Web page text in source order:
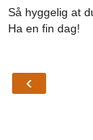
Så hyggelig at
Ha en fin dag!
‹